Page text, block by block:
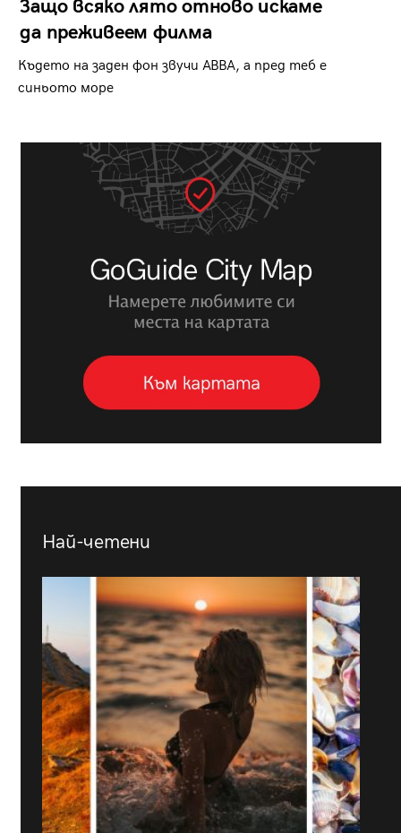
Защо всяко лято отново искаме
да преживеем филма
Където на заден фон звучи ABBA, а пред теб е
синьото море
Най-четени